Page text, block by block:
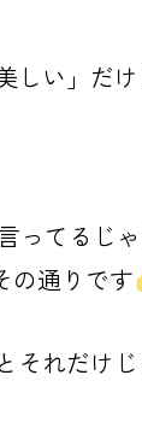
しい」だ
ってるじ
の通りです
それだけじ